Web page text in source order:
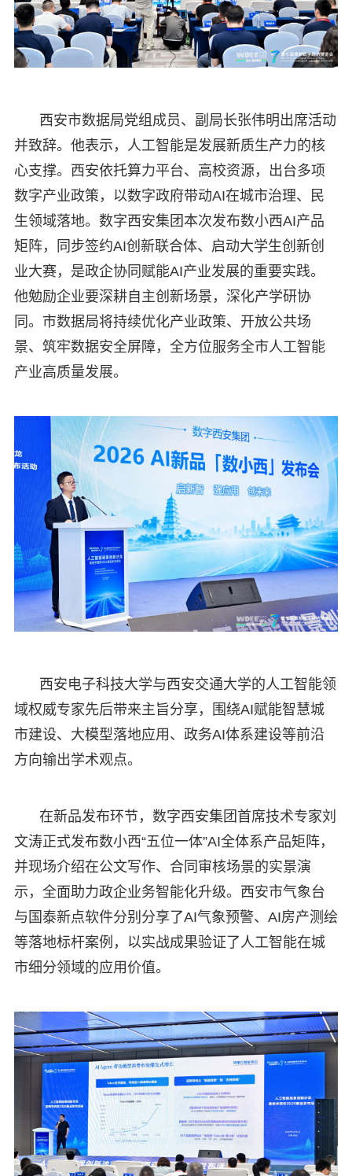
西安市数据局党组成员、副局长张伟明出席活动
并致辞。他表示，人工智能是发展新质生产力的核
心支撑。西安依托算力平台、高校资源，出台多项
数字产业政策，以数字政府带动AI在城市治理、民
生领域落地。数字西安集团本次发布数小西AI产品
矩阵，同步签约AI创新联合体、启动大学生创新创
业大赛，是政企协同赋能AI产业发展的重要实践。
他勉励企业要深耕自主创新场景，深化产学研协
同。市数据局将持续优化产业政策、开放公共场
景、筑牢数据安全屏障，全方位服务全市人工智能
产业高质量发展。
西安电子科技大学与西安交通大学的人工智能领
域权威专家先后带来主旨分享，围绕AI赋能智慧城
市建设、大模型落地应用、政务AI体系建设等前沿
方向输出学术观点。
在新品发布环节，数字西安集团首席技术专家刘
文涛正式发布数小西“五位一体”AI全体系产品矩阵，
并现场介绍在公文写作、合同审核场景的实景演
示，全面助力政企业务智能化升级。西安市气象台
与国泰新点软件分别分享了AI气象预警、AI房产测绘
等落地标杆案例，以实战成果验证了人工智能在城
市细分领域的应用价值。